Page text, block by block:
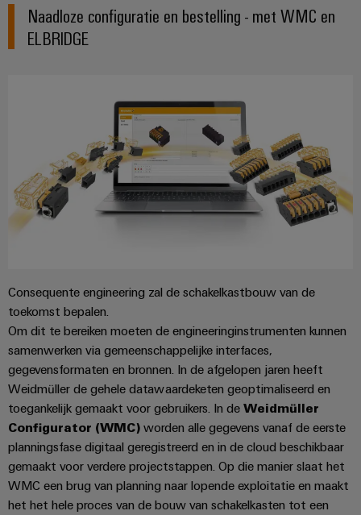
Windenergie
Operationele
Waterstof
Waterstof
als
belangrijke
technologie
Service
Gemodificeerde
behuizingen
Op-
maat-
gemaakte
kabelassemblages
Nieuwe producten
Praktische
verbindingstechniek
voor je industrie.
Onze Industrial
Connectivity
innovaties.
Naadloze configuratie en bestelling - met WMC en
ELBRIDGE
Consequente engineering zal de schakelkastbouw van de
toekomst bepalen.
Om dit te bereiken moeten de engineeringinstrumenten kunnen
samenwerken via gemeenschappelijke interfaces,
gegevensformaten en bronnen. In de afgelopen jaren heeft
Weidmüller de gehele datawaardeketen geoptimaliseerd en
toegankelijk gemaakt voor gebruikers. In de Weidmüller
Configurator (WMC) worden alle gegevens vanaf de eerste
planningsfase digitaal geregistreerd en in de cloud beschikbaar
gemaakt voor verdere projectstappen. Op die manier slaat het
WMC een brug van planning naar lopende exploitatie en maakt
het het hele proces van de bouw van schakelkasten tot een